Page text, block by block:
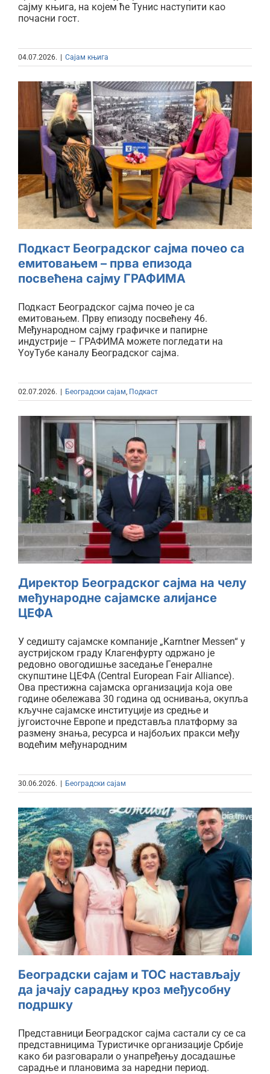
сајму књига, на којем ће Тунис наступити као
почасни гост.
04.07.2026. Сајам књига
Подкаст Београдског сајма
почео са емитовањем – прва
епизода посвећена сајму
ГРАФИМА
Подкаст Београдског сајма почео са
емитовањем – прва епизода
посвећена сајму ГРАФИМА
Подкаст Београдског сајма почео је са
емитовањем. Прву епизоду посвећену 46.
Међународном сајму графичке и папирне
индустрије – ГРАФИМА можете погледати на
YоуТубе каналу Београдског сајма.
02.07.2026. | Београдски сајам, Подкаст
Директор Београдског сајма на
челу међународне сајамске
алијансе ЦЕФА
Директор Београдског сајма на челу
међународне сајамске алијансе
ЦЕФА
У седишту сајамске компаније „Karntner Messen“ у
аустријском граду Клагенфурту одржано је
редовно овогодишње заседање Генералне
скупштине ЦЕФА (Central European Fair Alliance).
Ова престижна сајамска организација која ове
године обележава 30 година од оснивања, окупља
кључне сајамске институције из средње и
југоисточне Европе и представља платформу за
размену знања, ресурса и најбољих пракси међу
водећим међународним
30.06.2026. | Београдски сајам
Београдски сајам и ТОС
настављају да јачају сарадњу
кроз међусобну подршку
Београдски сајам и ТОС настављају
да јачају сарадњу кроз међусобну
подршку
Представници Београдског сајма састали су се са
представницима Туристичке организације Србије
како би разговарали о унапређењу досадашње
сарадње и плановима за наредни период.